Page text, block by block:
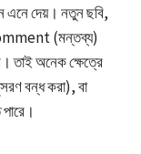
এনে দেয়। নতুন ছবি,
(মন্তব্য)
তাই অনেক ক্ষেত্রে
বন্ধ করা), বা